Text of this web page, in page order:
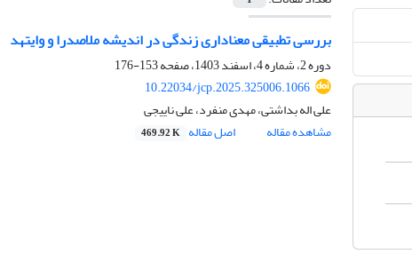
بررسی تطبیقی معناداری زندگی در اندیشه ملاصدرا و وایتهد
دوره 2، شماره 4، اسفند 1403، صفحه
153-176
10.22034/jcp.2025.325006.1066
علی اله بداشتی، مهدی منفرد، علی ناییجی
مشاهده مقاله
اصل مقاله 469.92 K